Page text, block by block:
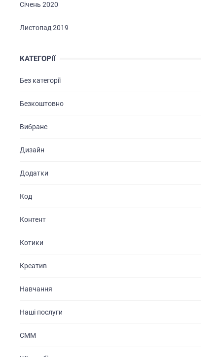
Січень 2020
Листопад 2019
КАТЕГОРІЇ
Без категорії
Безкоштовно
Вибране
Дизайн
Додатки
Код
Контент
Котики
Креатив
Навчання
Наші послуги
СММ